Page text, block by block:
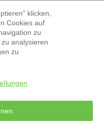
klicken,
Cookies auf
zu
analysieren
zu